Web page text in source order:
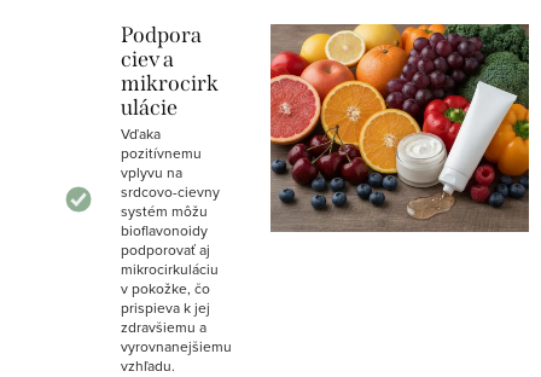
Podpora
ciev a
mikrocirk
ulácie
Vďaka
pozitívnemu
vplyvu na
srdcovo-cievny
systém môžu
bioflavonoidy
podporovať aj
mikrocirkuláciu
v pokožke, čo
prispieva k jej
zdravšiemu a
vyrovnanejšiemu
vzhľadu.